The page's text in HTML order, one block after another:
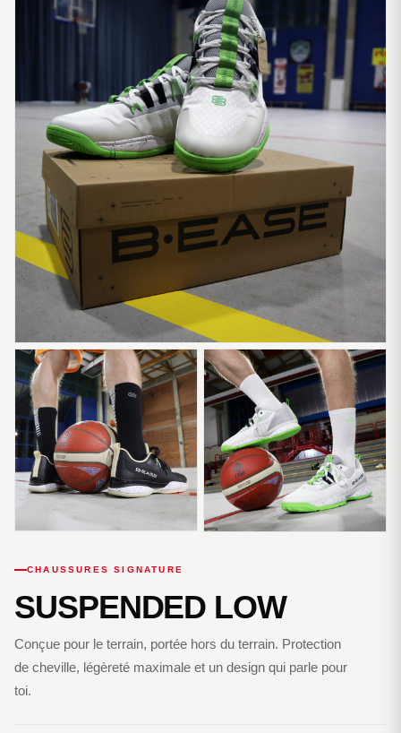
« B.EASE comprend les vrais besoins des joueurs. Une
marque française qui fait la différence. »
CHAUSSURES SIGNATURE
SUSPENDED LOW
Conçue pour le terrain, portée hors du terrain. Protection
de cheville, légèreté maximale et un design qui parle pour
toi.